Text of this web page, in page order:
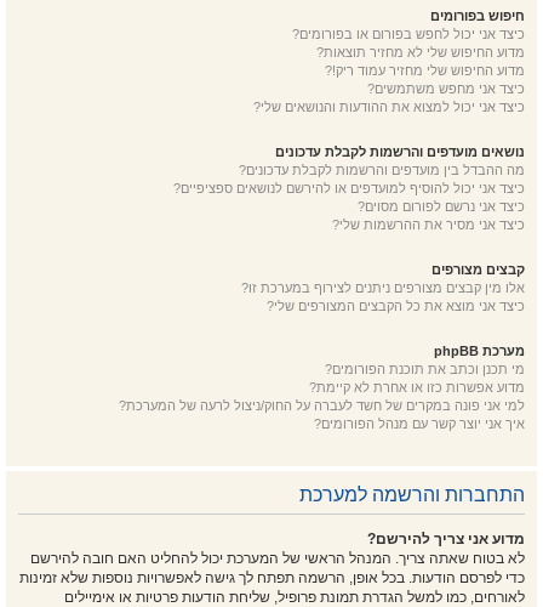
חיפוש בפורומים
כיצד אני יכול לחפש בפורום או בפורומים?
מדוע החיפוש שלי לא מחזיר תוצאות?
מדוע החיפוש שלי מחזיר עמוד ריק!?
כיצד אני מחפש משתמשים?
כיצד אני יכול למצוא את ההודעות והנושאים שלי?
נושאים מועדפים והרשמות לקבלת עדכונים
מה ההבדל בין מועדפים והרשמות לקבלת עדכונים?
כיצד אני יכול להוסיף למועדפים או להירשם לנושאים ספציפיים?
כיצד אני נרשם לפורום מסוים?
כיצד אני מסיר את ההרשמות שלי?
קבצים מצורפים
אלו מין קבצים מצורפים ניתנים לצירוף במערכת זו?
כיצד אני מוצא את כל הקבצים המצורפים שלי?
מערכת phpBB
מי תכנן וכתב את תוכנת הפורומים?
מדוע אפשרות כזו או אחרת לא קיימת?
למי אני פונה במקרים של חשד לעברה על החוק/ניצול לרעה של המערכת?
איך אני יוצר קשר עם מנהל הפורומים?
התחברות והרשמה למערכת
מדוע אני צריך להירשם?
לא בטוח שאתה צריך. המנהל הראשי של המערכת יכול להחליט האם חובה להירשם
כדי לפרסם הודעות. בכל אופן, הרשמה תפתח לך גישה לאפשרויות נוספות שלא זמינות
לאורחים, כמו למשל הגדרת תמונת פרופיל, שליחת הודעות פרטיות או אימיילים